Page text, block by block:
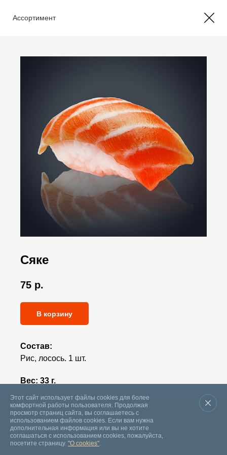
Ассортимент
Сяке
75 р.
В корзину
Состав:
Рис, лосось. 1 шт.
Вес: 33 г.
Этот сайт использует файлы cookies для более
комфортной работы пользователя. Продолжая
просмотр страниц сайта, вы соглашаетесь с
использованием файлов cookies. Если вам нужна
дополнительная информация или вы не хотите
соглашаться с использованием cookies, пожалуйста,
посетите страницу. "О cookies".